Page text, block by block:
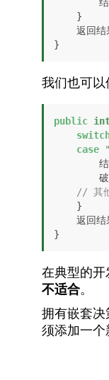
}
我们也可以
public
case
// 其
}
在典型的开
不适合。
拥有嵌套
须添加一个